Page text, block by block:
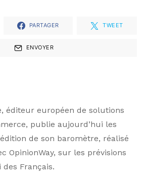
PARTAGER TWEET
ENVOYER
éditeur européen de solutions
publie aujourd’hui les
de son baromètre, réalisé
OpinionWay, sur les prévisions
Français.